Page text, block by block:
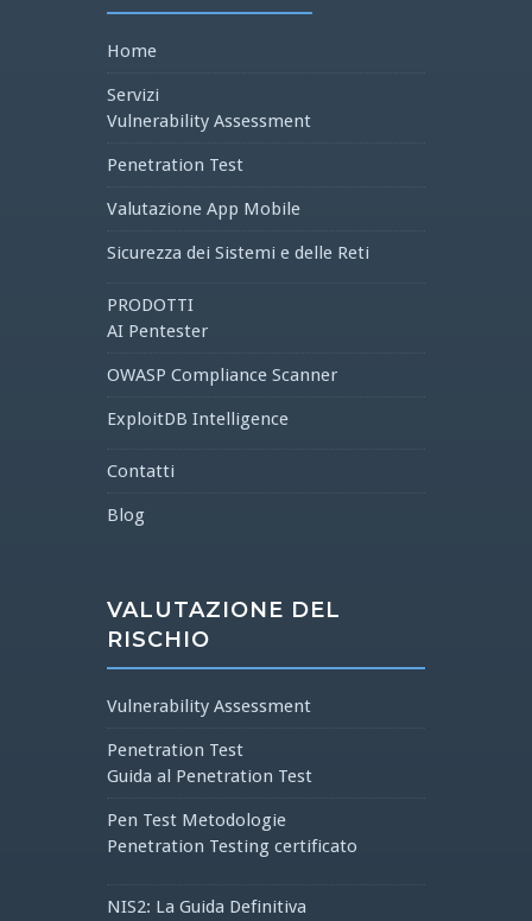
Home
Servizi
Vulnerability Assessment
Penetration Test
Valutazione App Mobile
Sicurezza dei Sistemi e delle Reti
PRODOTTI
AI Pentester
OWASP Compliance Scanner
ExploitDB Intelligence
Contatti
Blog
VALUTAZIONE DEL
RISCHIO
Vulnerability Assessment
Penetration Test
Guida al Penetration Test
Pen Test Metodologie
Penetration Testing certificato
NIS2: La Guida Definitiva